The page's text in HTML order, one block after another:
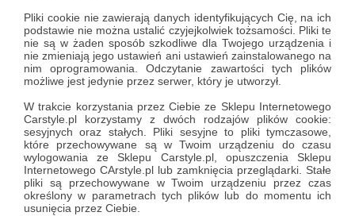
Pliki cookie nie zawierają danych identyfikujących Cię, na ich
podstawie nie można ustalić czyjejkolwiek tożsamości. Pliki te
nie są w żaden sposób szkodliwe dla Twojego urządzenia i
nie zmieniają jego ustawień ani ustawień zainstalowanego na
nim oprogramowania. Odczytanie zawartości tych plików
możliwe jest jedynie przez serwer, który je utworzył.
W trakcie korzystania przez Ciebie ze Sklepu Internetowego
Carstyle.pl korzystamy z dwóch rodzajów plików cookie:
sesyjnych oraz stałych. Pliki sesyjne to pliki tymczasowe,
które przechowywane są w Twoim urządzeniu do czasu
wylogowania ze Sklepu Carstyle.pl, opuszczenia Sklepu
Internetowego CArstyle.pl lub zamknięcia przeglądarki. Stałe
pliki są przechowywane w Twoim urządzeniu przez czas
określony w parametrach tych plików lub do momentu ich
usunięcia przez Ciebie.